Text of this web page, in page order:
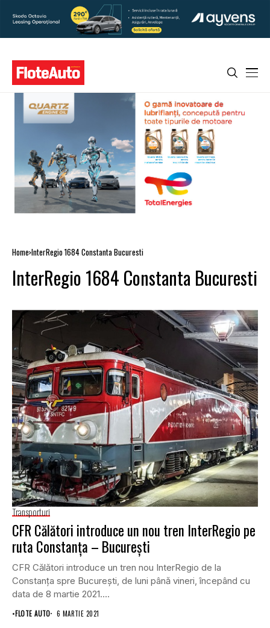
Home InterRegio 1684 Constanta Bucuresti
InterRegio 1684 Constanta Bucuresti
Transporturi
CFR Călători introduce un nou tren InterRegio pe
ruta Constanţa – Bucureşti
CFR Călători introduce un tren nou InterRegio de la
Constanţa spre Bucureşti, de luni până vineri, începând cu
data de 8 martie 2021....
•FLOTE AUTO 6 MARTIE 2021